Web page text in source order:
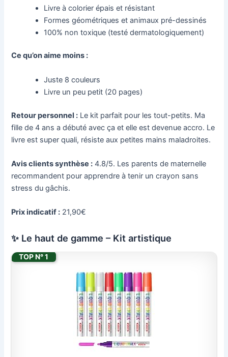
Livre à colorier épais et résistant
Formes géométriques et animaux pré-dessinés
100% non toxique (testé dermatologiquement)
Ce qu’on aime moins :
Juste 8 couleurs
Livre un peu petit (20 pages)
Retour personnel : Le kit parfait pour les tout-petits. Ma
fille de 4 ans a débuté avec ça et elle est devenue accro. Le
livre est super quali, résiste aux petites mains maladroites.
Avis clients synthèse : 4.8/5. Les parents de maternelle
recommandent pour apprendre à tenir un crayon sans
stress du gâchis.
Prix indicatif : 21,90€
✨ Le haut de gamme – Kit artistique
TOP N° 1